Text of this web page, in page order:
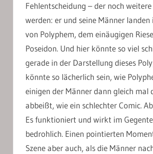
Fehlentscheidung – der noch
werden: er und seine Männer landen
von Polyphem, dem einäugigen
Poseidon. Und hier könnte so viel
gerade in der Darstellung dieses
könnte so lächerlich sein, wie
einigen der Männer dann gleich mal
abbeißt, wie ein schlechter Comic.
Es funktioniert und wirkt im
bedrohlich. Einen pointierten
Szene aber auch, als die Männer